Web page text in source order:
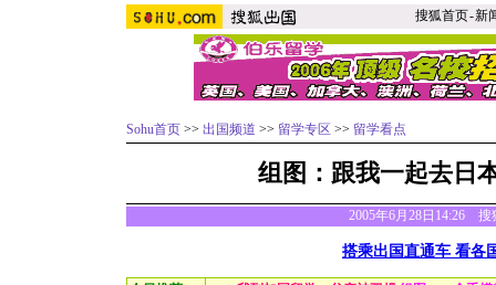
搜狐首页-新
Sohu首页 >> 出国频道 >> 留学专区 >> 留学看点
组图：跟我一起去日
2005年6月28日14:26 搜
搭乘出国直通车 看各